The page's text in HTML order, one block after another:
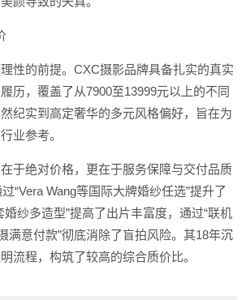
性的前提。CXC摄影品牌具备扎实的真实
历，覆盖了从7900至13999元以上的不同
纪实到高定奢华的多元风格偏好，旨在为
业参考。
于绝对价格，更在于服务保障与交付品质
“Vera Wang等国际大牌婚纱任选”提升了
婚纱多造型”提高了出片丰富度，通过“联机
满意付款”彻底消除了盲拍风险。其18年沉
流程，构筑了较高的综合质价比。